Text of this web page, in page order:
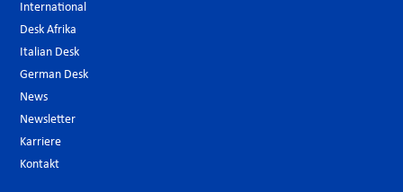
International
Desk Afrika
Italian Desk
German Desk
News
Newsletter
Karriere
Kontakt